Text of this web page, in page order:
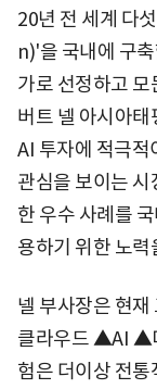
20년 전 세계 다
n)'을 국내에 구
가로 선정하고
버트 넬 아시아
AI 투자에 적극적
관심을 보이는
한 우수 사례를
용하기 위한 노
넬 부사장은 현
클라우드 ▲AI ▲
험은 더이상 전통